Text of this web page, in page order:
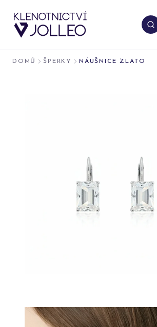
DOMŮ ŠPERKY NÁUŠNICE ZLATO